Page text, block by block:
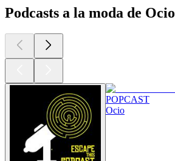
Podcasts a la moda de Ocio
POPCAST
Ocio